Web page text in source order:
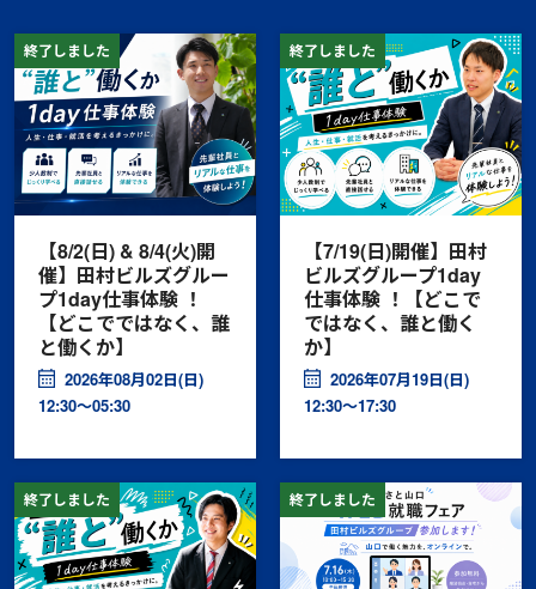
終了しました
【8/2(日) & 8/4(火)開
催】田村ビルズグルー
プ1day仕事体験 ！
【どこでではなく、誰
と働くか】
2026年08月02日(日)
12:30〜05:30
終了しました
【7/19(日)開催】田村
ビルズグループ1day
仕事体験 ！【どこで
ではなく、誰と働く
か】
2026年07月19日(日)
12:30〜17:30
終了しました 終了しました